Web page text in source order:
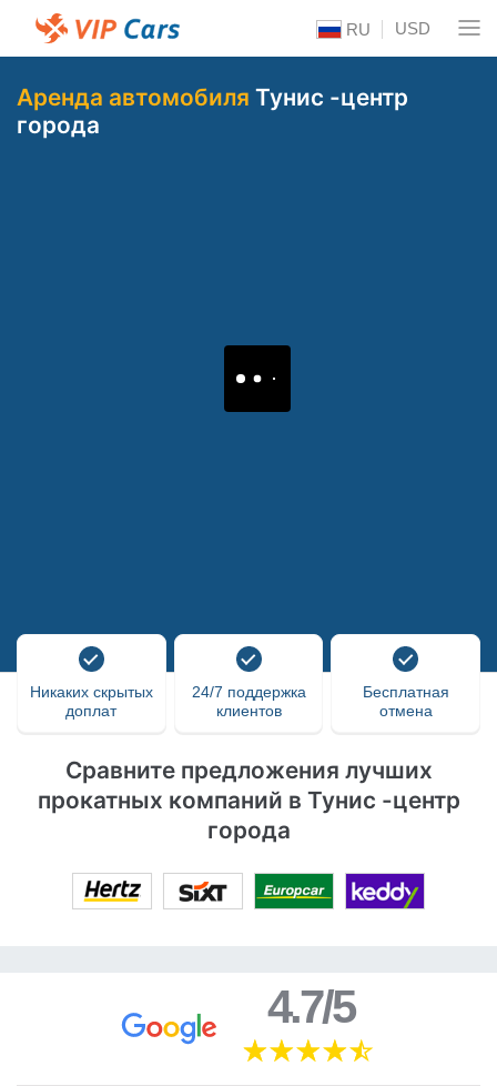
RU USD
Аренда автомобиля Тунис -центр
города
Никаких скрытых
доплат
24/7 поддержка
клиентов
Бесплатная
отмена
Сравните предложения лучших
прокатных компаний в Тунис -центр
города
4.7/5